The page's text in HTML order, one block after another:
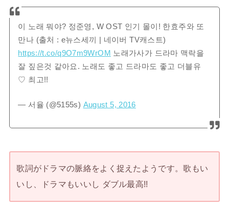
이 노래 뭐야? 정준영, W OST 인기 몰이! 한효주와 또
만나 (출처 : e뉴스세끼 | 네이버 TV캐스트)
https://t.co/q9O7m9WrOM 노래가사가 드라마 맥락을
잘 짚은것 같아요. 노래도 좋고 드라마도 좋고 더블유
♡ 최고!!
— 서율 (@5155s) August 5, 2016
歌詞がドラマの脈絡をよく捉えたようです。歌もい
いし、ドラマもいいし ダブル最高!!